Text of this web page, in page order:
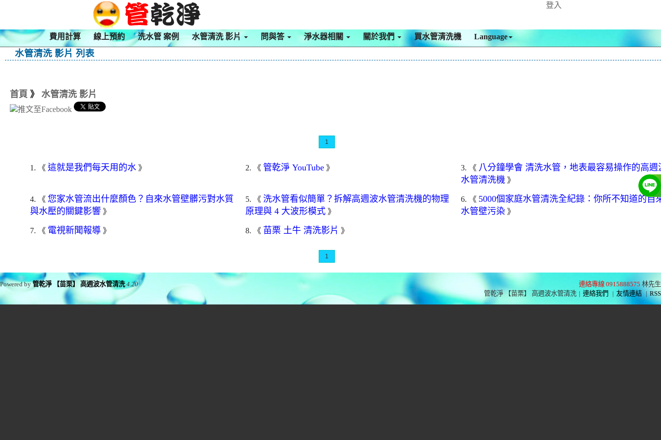
登入
費用計算 線上預約 洗水管 案例 水管清洗 影片 問與答 淨水器相關 關於我們 買水管清洗機 Language
水管清洗 影片 列表
首頁 》 水管清洗 影片
1
1. 《 這就是我們每天用的水》 2. 《 管乾淨 YouTube》 3. 《 八分鐘學會 清洗水管，地表最容易操作的高週
水管清洗機 》
4. 《 您家水管流出什麼顏色？自來水管壁髒污對水質
與水壓的關鍵影響》
5. 《 洗水管看似簡單？拆解高週波水管清洗機的物理
原理與 4 大波形模式》
6. 《 5000個家庭水管清洗全紀錄：你所不知道的自
水管壁污染》
7. 《 電視新聞報導》 8. 《 苗栗 土牛 清洗影片 》
1
連絡專線 0915888575 林先生
管乾淨 【苗栗】 高週波水管清洗 | 連絡我們 | 友情連結 | RSS
Powered by管乾淨 【苗栗】 高週波水管清洗 4.20